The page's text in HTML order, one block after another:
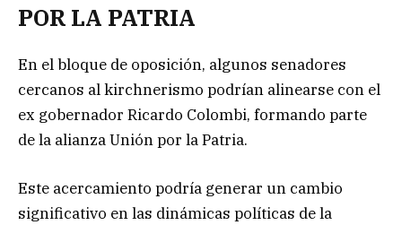
POR LA PATRIA
En el bloque de oposición, algunos senadores
cercanos al kirchnerismo podrían alinearse con el
ex gobernador Ricardo Colombi, formando parte
de la alianza Unión por la Patria.
Este acercamiento podría generar un cambio
significativo en las dinámicas políticas de la